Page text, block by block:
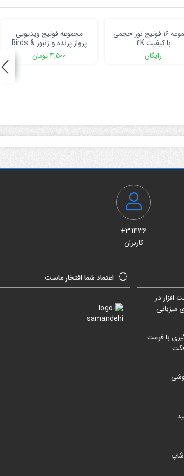
مجموعه ۱۶ فوتیج نور حجمی
با کیفیت ۴K
رایگان
مجموعه فوتیج ویدیویی
پرواز پرنده و زنبور Birds &
Bees VFX
4,500تومان
31436+
کاربران
در
با فرمت
اعتماد شما افتخار ماست